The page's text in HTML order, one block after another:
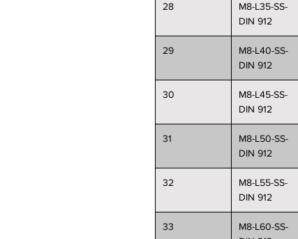
28
M8-L35-SS-
DIN 912
29
M8-L40-SS-
DIN 912
30
M8-L45-SS-
DIN 912
31
M8-L50-SS-
DIN 912
32
M8-L55-SS-
DIN 912
33
M8-L60-SS-